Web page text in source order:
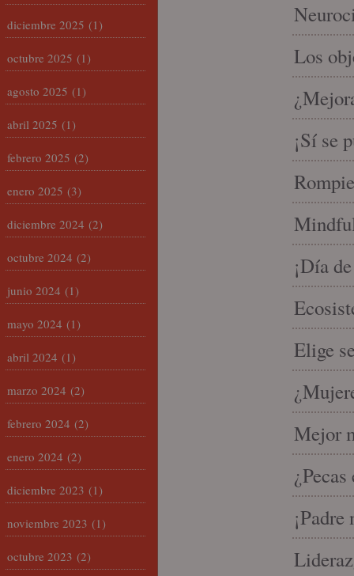
Los
¡Sí se
¡Día
Elige
Mejor
diciembre 2025 (1)
octubre 2025 (1)
agosto 2025 (1)
abril 2025 (1)
febrero 2025 (2)
enero 2025 (3)
diciembre 2024 (2)
octubre 2024 (2)
junio 2024 (1)
mayo 2024 (1)
abril 2024 (1)
marzo 2024 (2)
febrero 2024 (2)
enero 2024 (2)
diciembre 2023 (1)
noviembre 2023 (1)
octubre 2023 (2)